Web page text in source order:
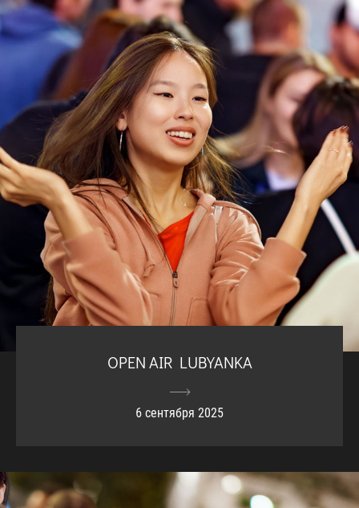
OPEN AIR LUBYANKA
6 сентября 2025